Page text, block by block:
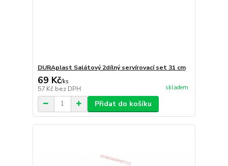
DURAplast Salátový 2dílný servírovací set 31 cm
69 Kč/ks
57 Kč bez DPH skladem
Přidat do košíku